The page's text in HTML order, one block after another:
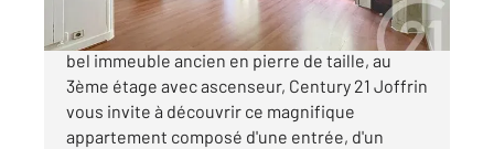
JULES JOFFRIN, Rue Damrémont, Dans un très
bel immeuble ancien en pierre de taille, au
3ème étage avec ascenseur, Century 21 Joffrin
vous invite à découvrir ce magnifique
appartement composé d'une entrée, d'un